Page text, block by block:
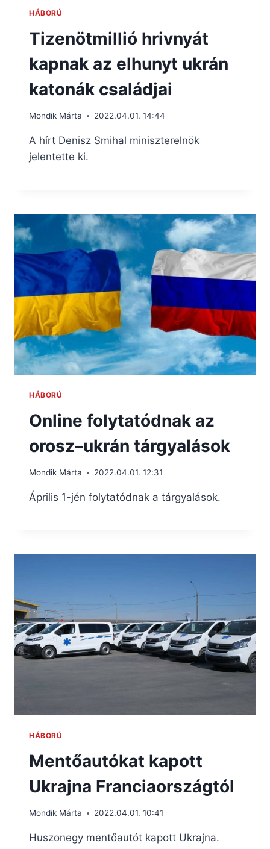
HÁBORÚ
Tizenötmillió hrivnyát
kapnak az elhunyt ukrán
katonák családjai
Mondik Márta 2022.04.01. 14:44
A hírt Denisz Smihal miniszterelnök
jelentette ki.
HÁBORÚ
Online folytatódnak az
orosz–ukrán tárgyalások
Mondik Márta 2022.04.01. 12:31
Április 1-jén folytatódnak a tárgyalások.
HÁBORÚ
Mentőautókat kapott
Ukrajna Franciaországtól
Mondik Márta 2022.04.01. 10:41
Huszonegy mentőautót kapott Ukrajna.